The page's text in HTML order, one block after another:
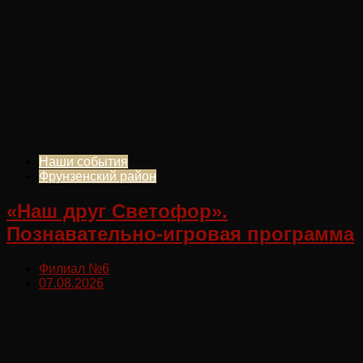
Наши события
Фрунзенский район
«Наш друг Светофор».
Познавательно-игровая программа
Филиал №6
07.08.2026